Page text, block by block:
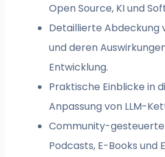
Open Source, KI und
Detaillierte Abdeckung
und deren
Entwicklung.
Praktische Einblicke in
Anpassung von LLM-
Community-
Podcasts, E-Books und